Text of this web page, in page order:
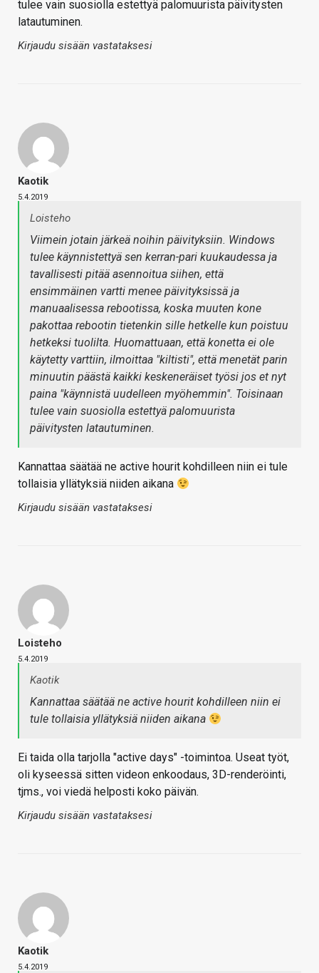
tulee vain suosiolla estettyä palomuurista päivitysten
latautuminen.
Kirjaudu sisään vastataksesi
Kaotik
5.4.2019
Loisteho
Viimein jotain järkeä noihin päivityksiin. Windows
tulee käynnistettyä sen kerran-pari kuukaudessa ja
tavallisesti pitää asennoitua siihen, että
ensimmäinen vartti menee päivityksissä ja
manuaalisessa rebootissa, koska muuten kone
pakottaa rebootin tietenkin sille hetkelle kun poistuu
hetkeksi tuolilta. Huomattuaan, että konetta ei ole
käytetty varttiin, ilmoittaa "kiltisti", että menetät parin
minuutin päästä kaikki keskeneräiset työsi jos et nyt
paina "käynnistä uudelleen myöhemmin". Toisinaan
tulee vain suosiolla estettyä palomuurista
päivitysten latautuminen.
Kannattaa säätää ne active hourit kohdilleen niin ei tule
tollaisia yllätyksiä niiden aikana
Kirjaudu sisään vastataksesi
Loisteho
5.4.2019
Kaotik
Kannattaa säätää ne active hourit kohdilleen niin ei
tule tollaisia yllätyksiä niiden aikana
Ei taida olla tarjolla "active days" -toimintoa. Useat työt,
oli kyseessä sitten videon enkoodaus, 3D-renderöinti,
tjms., voi viedä helposti koko päivän.
Kirjaudu sisään vastataksesi
Kaotik
5.4.2019